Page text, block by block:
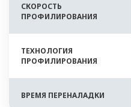
СКОРОСТЬ
ПРОФИЛИРОВАНИЯ
ТЕХНОЛОГИЯ
ПРОФИЛИРОВАНИЯ
ВРЕМЯ ПЕРЕНАЛАДКИ